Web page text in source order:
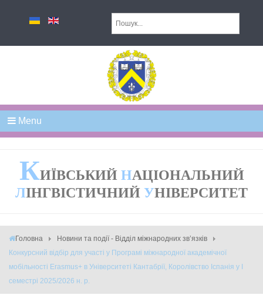
Menu
КИЇВСЬКИЙ НАЦІОНАЛЬНИЙ
ЛІНГВІСТИЧНИЙ УНІВЕРСИТЕТ
Головна
Новини та події - Відділ міжнародних зв’язків
Конкурсний відбір для участі у Програмі міжнародної академічної
мобільності Erasmus+ в Університеті Кантабрії, Королівство Іспанія у І
семестрі 2025/2026 н. р.